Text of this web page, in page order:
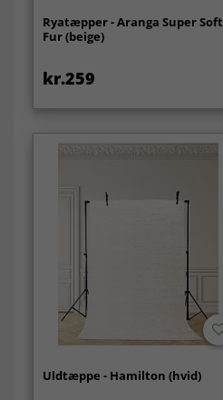
Ryatæpper - Aranga Super Soft
Fur (beige)
kr.259
Uldtæppe - Hamilton (hvid)